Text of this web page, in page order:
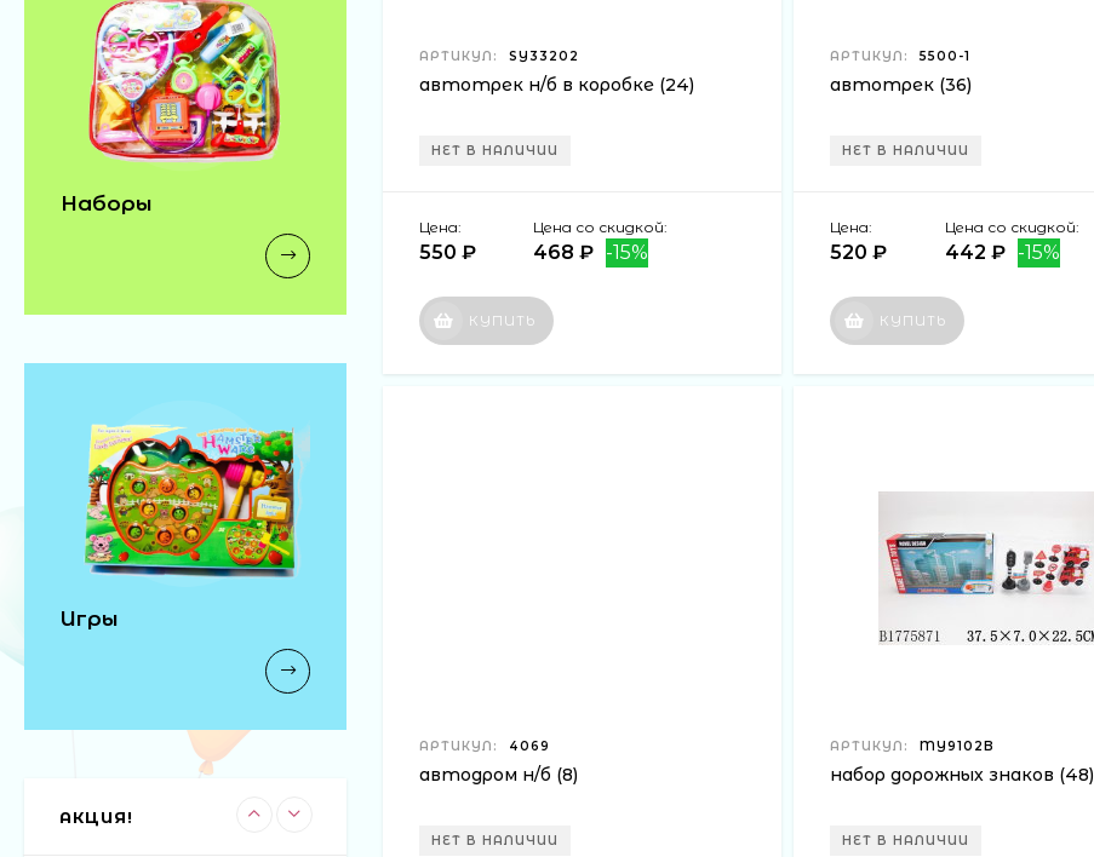
АРТИКУЛ: SY33202
автотрек н/б в коробке (24)
НЕТ В НАЛИЧИИ
Цена:
550 ₽
Цена со скидкой:
468 ₽ -15%
КУПИТЬ
АРТИКУЛ: 5500-1
автотрек (36)
НЕТ В НАЛИЧИИ
Цена:
520 ₽
Цена со скидкой:
442 ₽ -15%
КУПИТЬ
АРТИКУЛ: 4069
автодром н/б (8)
НЕТ В НАЛИЧИИ
АРТИКУЛ: MY9102B
набор дорожных знаков (48)
НЕТ В НАЛИЧИИ
Наборы
Игры
АКЦИЯ!
автобус н/б 29см в
кор (60)
300 ₽
машина-
погремушка 6шт в